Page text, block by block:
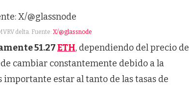
delta. Fuente: X/@glassnode
51.27ETH, dependiendo del precio de
cambiar constantemente debido a la
estar al tanto de las tasas de